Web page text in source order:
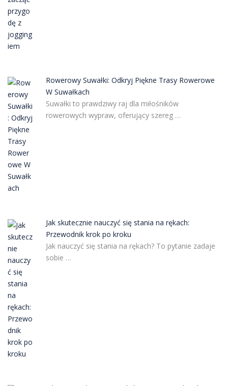
Rowerowy Suwałki: Odkryj Piękne Trasy Rowerowe
W Suwałkach
Suwałki to prawdziwy raj dla miłośników
rowerowych wypraw, oferujący szereg …
Jak skutecznie nauczyć się stania na rękach:
Przewodnik krok po kroku
Jak nauczyć się stania na rękach? To pytanie zadaje
sobie …